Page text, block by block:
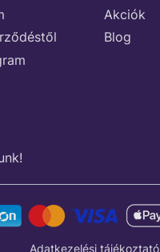
Akciók
Blog
Adatkezelési tájékoztató